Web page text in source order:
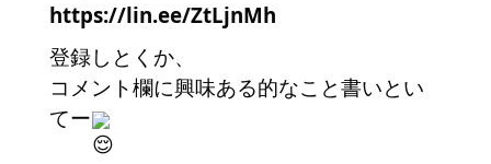
https://lin.ee/ZtLjnMh
登録しとくか、
コメント欄に興味ある的なこと書いとい
てー